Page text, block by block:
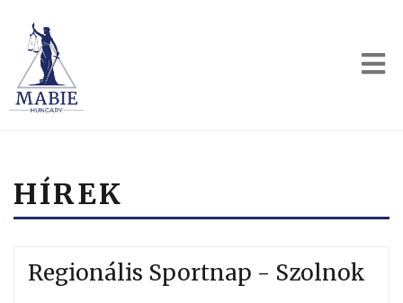
HÍREK
Regionális Sportnap - Szolnok